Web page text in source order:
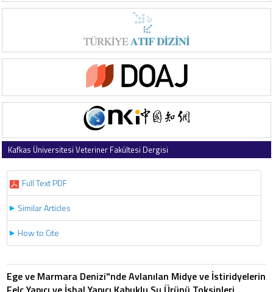
Kafkas Üniversitesi Veteriner Fakültesi Dergisi
Full Text PDF
Similar Articles
How to Cite
Ege ve Marmara Denizi"nde Avlanılan Midye ve İstiridyelerin